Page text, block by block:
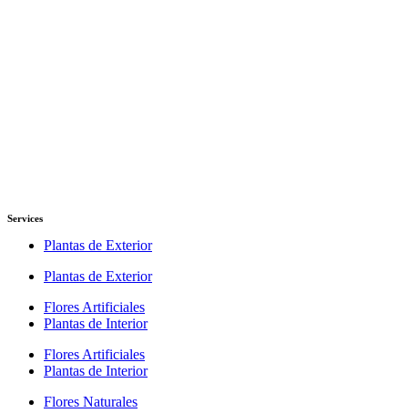
Services
Plantas de Exterior
Plantas de Exterior
Flores Artificiales
Plantas de Interior
Flores Artificiales
Plantas de Interior
Flores Naturales